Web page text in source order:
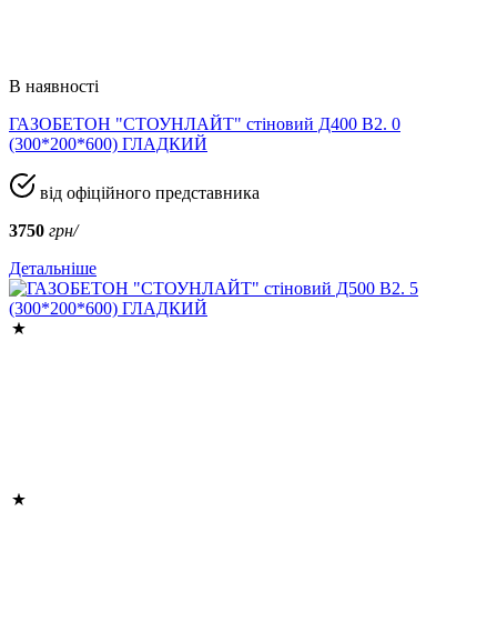
В наявності
ГАЗОБЕТОН "СТОУНЛАЙТ" стіновий Д400 В2. 0
(300*200*600) ГЛАДКИЙ
від офіційного представника
3750 грн/
Детальніше